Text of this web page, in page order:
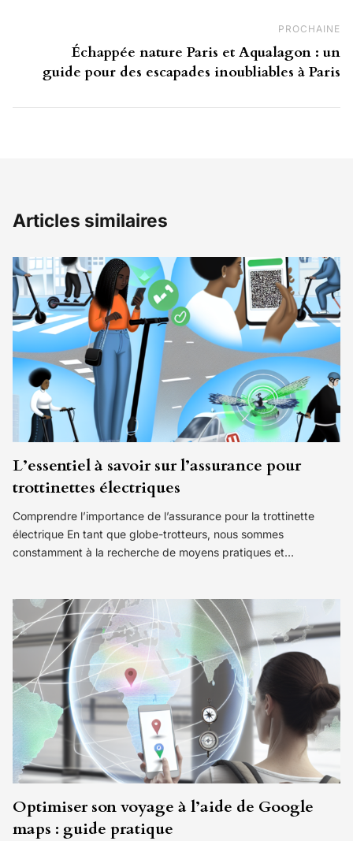
PROCHAINE
Échappée nature Paris et Aqualagon : un
guide pour des escapades inoubliables à Paris
Articles similaires
L’essentiel à savoir sur l’assurance pour
trottinettes électriques
Comprendre l’importance de l’assurance pour la trottinette
électrique En tant que globe-trotteurs, nous sommes
constamment à la recherche de moyens pratiques et…
Optimiser son voyage à l’aide de Google
maps : guide pratique